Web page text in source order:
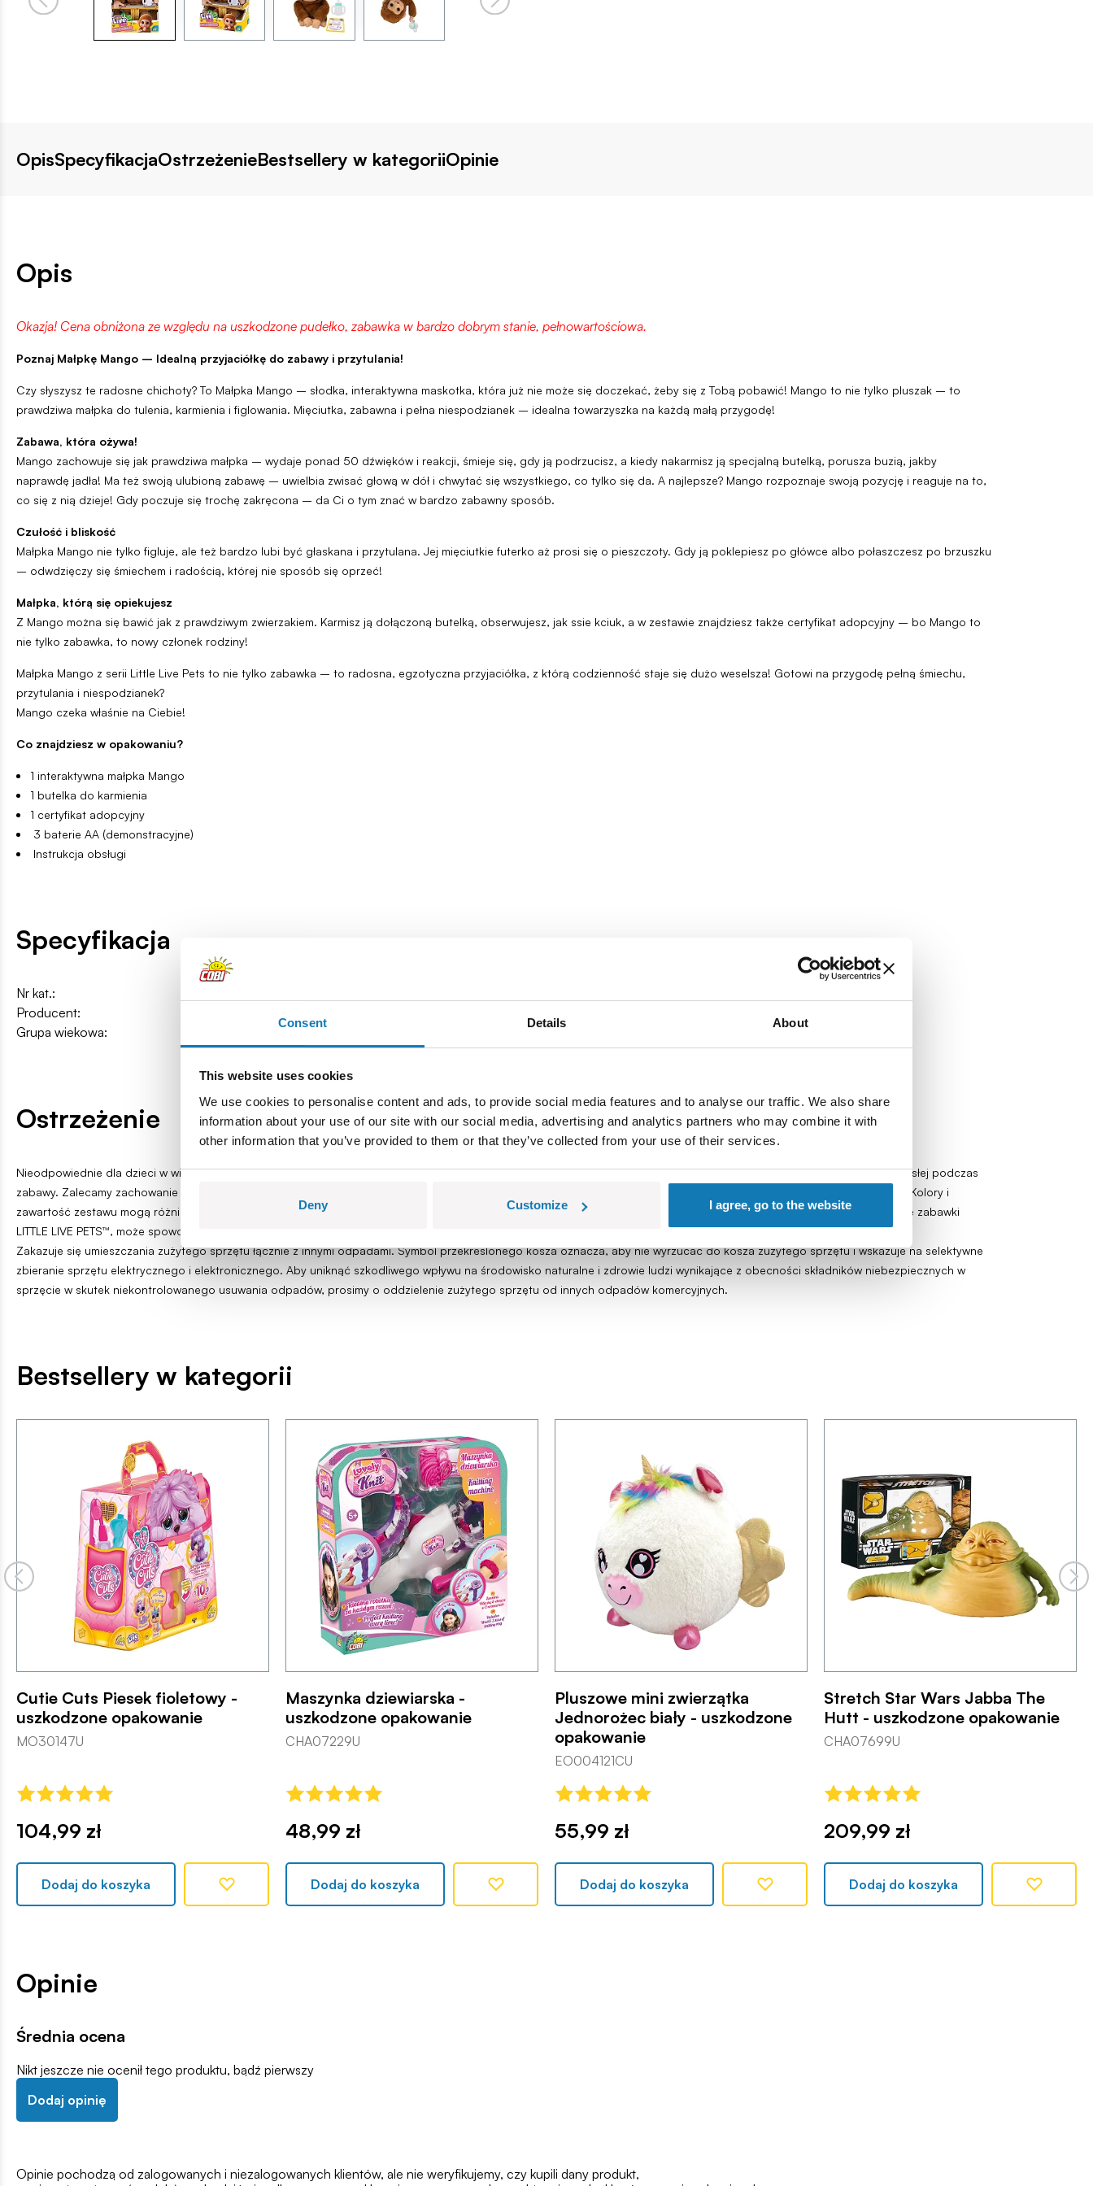
Consent Details About
This website uses cookies
We use cookies to personalise content and ads, to provide social media features and to analyse our traffic. We also share
information about your use of our site with our social media, advertising and analytics partners who may combine it with
other information that you’ve provided to them or that they’ve collected from your use of their services.
Deny Customize I agree, go to the website
OpisSpecyfikacjaOstrzeżenieBestsellery w kategoriiOpinie
Opis
Okazja! Cena obniżona ze względu na uszkodzone pudełko, zabawka w bardzo dobrym stanie, pełnowartościowa.
Poznaj Małpkę Mango – Idealną przyjaciółkę do zabawy i przytulania!
Czy słyszysz te radosne chichoty? To Małpka Mango – słodka, interaktywna maskotka, która już nie może się doczekać, żeby się z Tobą pobawić! Mango to nie tylko pluszak – to
prawdziwa małpka do tulenia, karmienia i figlowania. Mięciutka, zabawna i pełna niespodzianek – idealna towarzyszka na każdą małą przygodę!
Zabawa, która ożywa!
Mango zachowuje się jak prawdziwa małpka – wydaje ponad 50 dźwięków i reakcji, śmieje się, gdy ją podrzucisz, a kiedy nakarmisz ją specjalną butelką, porusza buzią, jakby
naprawdę jadła! Ma też swoją ulubioną zabawę – uwielbia zwisać głową w dół i chwytać się wszystkiego, co tylko się da. A najlepsze? Mango rozpoznaje swoją pozycję i reaguje na to,
co się z nią dzieje! Gdy poczuje się trochę zakręcona – da Ci o tym znać w bardzo zabawny sposób.
Czułość i bliskość
Małpka Mango nie tylko figluje, ale też bardzo lubi być głaskana i przytulana. Jej mięciutkie futerko aż prosi się o pieszczoty. Gdy ją poklepiesz po główce albo połaszczesz po brzuszku
– odwdzięczy się śmiechem i radością, której nie sposób się oprzeć!
Małpka, którą się opiekujesz
Z Mango można się bawić jak z prawdziwym zwierzakiem. Karmisz ją dołączoną butelką, obserwujesz, jak ssie kciuk, a w zestawie znajdziesz także certyfikat adopcyjny – bo Mango to
nie tylko zabawka, to nowy członek rodziny!
Małpka Mango z serii Little Live Pets to nie tylko zabawka – to radosna, egzotyczna przyjaciółka, z którą codzienność staje się dużo weselsza! Gotowi na przygodę pełną śmiechu,
przytulania i niespodzianek?
Mango czeka właśnie na Ciebie!
Co znajdziesz w opakowaniu?
1 interaktywna małpka Mango
1 butelka do karmienia
1 certyfikat adopcyjny
3 baterie AA (demonstracyjne)
Instrukcja obsługi
Specyfikacja
Nr kat.:
Producent:
Grupa wiekowa:
Ostrzeżenie
Nieodpowiednie dla dzieci w wieku poniżej 3 lat. Zawiera małe elementy, które mogą zostać połknięte lub wchłonięte. Ryzyko zadławienia. Wymagany nadzór osoby dorosłej podczas
zabawy. Zalecamy zachowanie opakowania i instrukcji w celu informacyjnym. Przed podaniem dziecku zabawki należy usunąć z opakowania wszelkie elementy mocujące. Kolory i
zawartość zestawu mogą różnić się od ilustracji. Nie siadaj, nie stawaj na zabawce. Zestaw zawiera elektronikę, czyszczenie tylko powierzchni zewnętrznych. Upuszczenie zabawki
LITTLE LIVE PETS™, może spowodować jej uszkodzenie uniemożliwiające prawidłowe działanie zabawki. Wyprodukowano w Wietnamie.
Zakazuje się umieszczania zużytego sprzętu łącznie z innymi odpadami. Symbol przekreślonego kosza oznacza, aby nie wyrzucać do kosza zużytego sprzętu i wskazuje na selektywne
zbieranie sprzętu elektrycznego i elektronicznego. Aby uniknąć szkodliwego wpływu na środowisko naturalne i zdrowie ludzi wynikające z obecności składników niebezpiecznych w
sprzęcie w skutek niekontrolowanego usuwania odpadów, prosimy o oddzielenie zużytego sprzętu od innych odpadów komercyjnych.
Bestsellery w kategorii
Cutie Cuts Piesek fioletowy -
uszkodzone opakowanie
MO30147U
104,99 zł
Dodaj do koszyka
Maszynka dziewiarska -
uszkodzone opakowanie
CHA07229U
48,99 zł
Dodaj do koszyka
Pluszowe mini zwierzątka
Jednorożec biały - uszkodzone
opakowanie
EO004121CU
55,99 zł
Dodaj do koszyka
Stretch Star Wars Jabba The
Hutt - uszkodzone opakowanie
CHA07699U
209,99 zł
Dodaj do koszyka
Opinie
Średnia ocena
Nikt jeszcze nie ocenił tego produktu, bądź pierwszy
Dodaj opinię
Opinie pochodzą od zalogowanych i niezalogowanych klientów, ale nie weryfikujemy, czy kupili dany produkt,